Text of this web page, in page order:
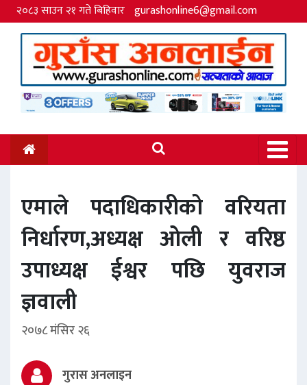
२०८३ साउन २१ गते बिहिवार gurashonline6@gmail.com
एमाले पदाधिकारीको वरियता
निर्धारण,अध्यक्ष ओली र वरिष्ठ
उपाध्यक्ष ईश्वर पछि युवराज
ज्ञवाली
२०७८ मंसिर २६
गुरास अनलाइन